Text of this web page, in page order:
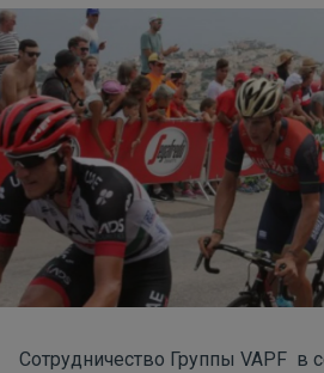
Сотрудничество Группы VAPF в